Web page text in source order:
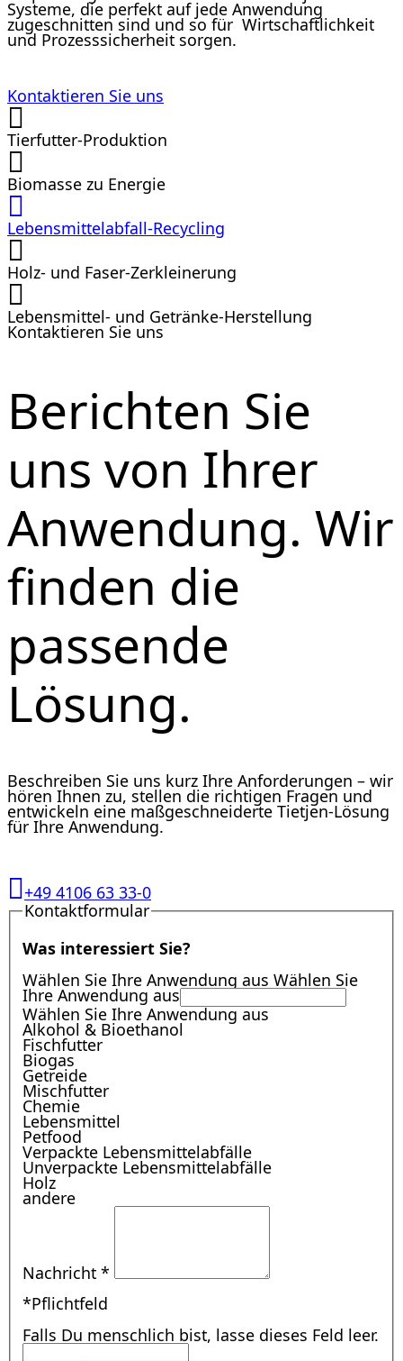
Systeme, die perfekt auf jede Anwendung
zugeschnitten sind und so für Wirtschaftlichkeit
und Prozesssicherheit sorgen.
Kontaktieren Sie uns
Tierfutter-Produktion
Biomasse zu Energie
Lebensmittelabfall-Recycling
Holz- und Faser-Zerkleinerung
Lebensmittel- und Getränke-Herstellung
Kontaktieren Sie uns
Berichten Sie
uns von Ihrer
Anwendung. Wir
finden die
passende
Lösung.
Beschreiben Sie uns kurz Ihre Anforderungen – wir
hören Ihnen zu, stellen die richtigen Fragen und
entwickeln eine maßgeschneiderte Tietjen-Lösung
für Ihre Anwendung.
+49 4106 63 33-0
Kontaktformular
Was interessiert Sie?
Wählen Sie Ihre Anwendung ausWählen Sie
Ihre Anwendung aus
Wählen Sie Ihre Anwendung aus
Alkohol & Bioethanol
Fischfutter
Biogas
Getreide
Mischfutter
Chemie
Lebensmittel
Petfood
Verpackte Lebensmittelabfälle
Unverpackte Lebensmittelabfälle
Holz
andere
Nachricht*
*Pflichtfeld
Falls Du menschlich bist, lasse dieses Feld leer.